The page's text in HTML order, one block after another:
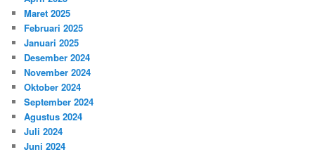
Maret 2025
Februari 2025
Januari 2025
Desember 2024
November 2024
Oktober 2024
September 2024
Agustus 2024
Juli 2024
Juni 2024